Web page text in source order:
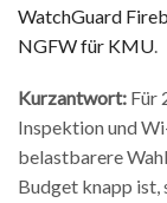
WatchGuard
NGFW für KMU.
Kurzantwort: Für
Inspektion und
belastbarere
Budget knapp